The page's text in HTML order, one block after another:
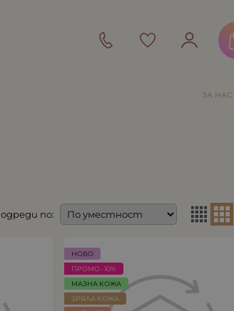
ЗА НАС
по:
НОВО
ПРОМО -10%
МАЗНА КОЖА
ЗРЯЛА КОЖА